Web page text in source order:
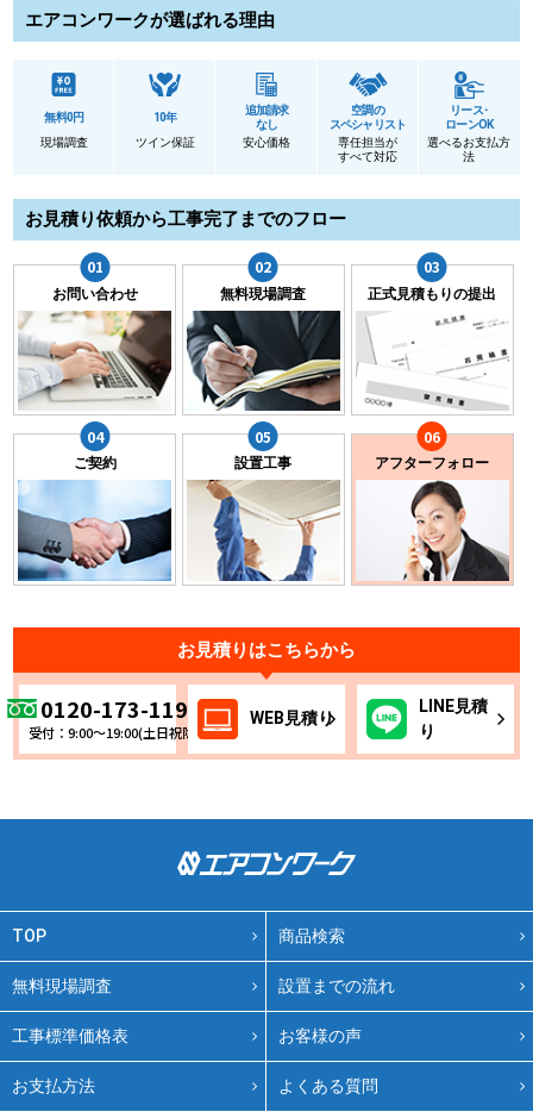
エアコンワークが選ばれる理由
無料0円
現場調査
10年
ツイン保証
追加請求
なし
安心価格
空調の
スペシャリスト
専任担当が
すべて対応
リース･
ローンOK
選べるお支払方
法
お見積り依頼から工事完了までのフロー
お問い合わせ 無料現場調査 正式見積もりの提出
ご契約 設置工事 アフターフォロー
お見積りはこちらから
0120-173-119
受付：9:00～19:00(土日祝除く)
WEB見積り
LINE見積
り
TOP 商品検索
無料現場調査 設置までの流れ
工事標準価格表 お客様の声
お支払方法 よくある質問